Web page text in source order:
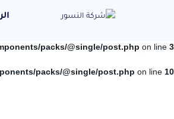
packs/@single/post.php on line 3
packs/@single/post.php on line 10